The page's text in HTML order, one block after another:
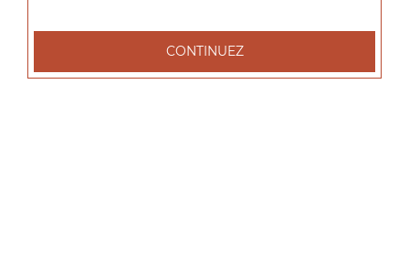
+
CONTINUEZ